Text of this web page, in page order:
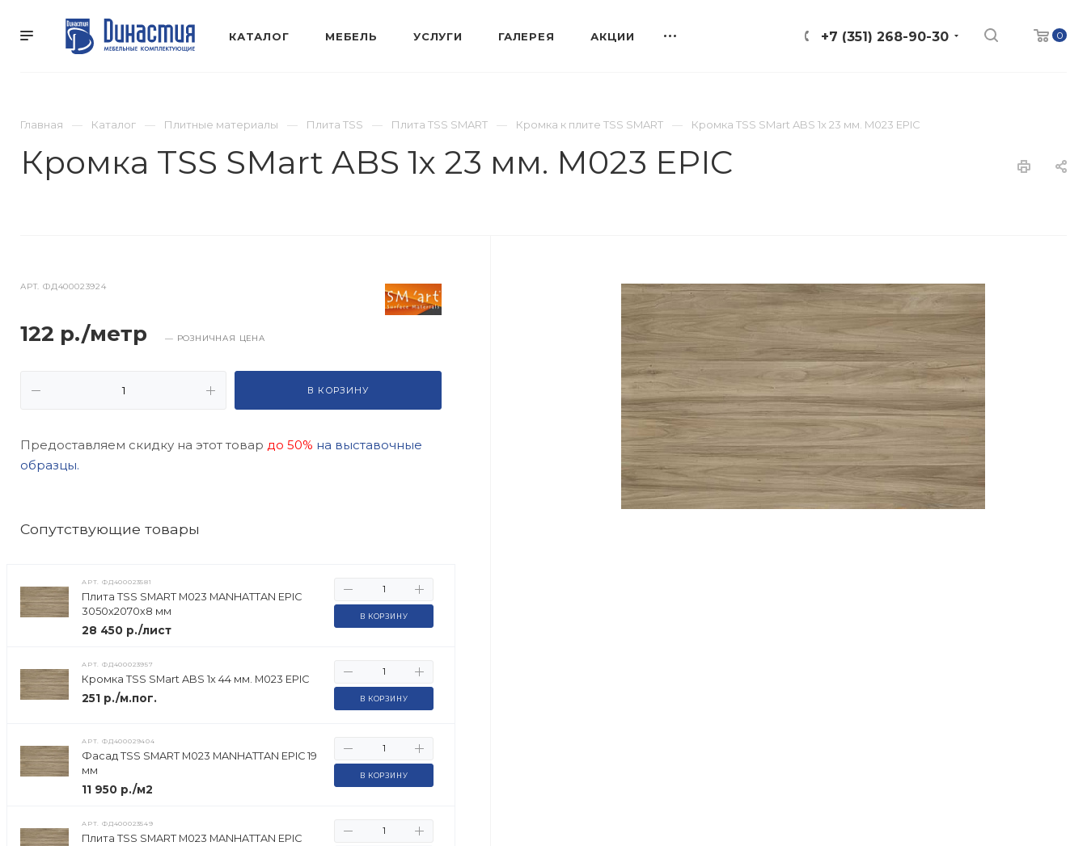
0
+7 (351) 268-90-30
КАТАЛОГ МЕБЕЛЬ УСЛУГИ ГАЛЕРЕЯ АКЦИИ
Главная Каталог Плитные материалы Плита TSS Плита TSS SMART Кромка к плите TSS SMART Кромка TSS SMart ABS 1х 23 мм. M023 EPIC
Кромка TSS SMart ABS 1х 23 мм. M023 EPIC
АРТ.ФД400023924
122 р./метр — РОЗНИЧНАЯ ЦЕНА
В КОРЗИНУ
Предоставляем скидку на этот товар до 50% на выставочные
образцы.
Cопутствующие товары
АРТ.ФД400023581
Плита TSS SMART M023 MANHATTAN EPIC
3050х2070х8 мм
28 450 р./лист
В КОРЗИНУ
АРТ.ФД400023957
Кромка TSS SMart ABS 1х 44 мм. M023 EPIC
251 р./м.пог. В КОРЗИНУ
АРТ.ФД400029404
Фасад TSS SMART M023 MANHATTAN EPIC 19
мм
11 950 р./м2
В КОРЗИНУ
АРТ.ФД400023549
Плита TSS SMART M023 MANHATTAN EPIC